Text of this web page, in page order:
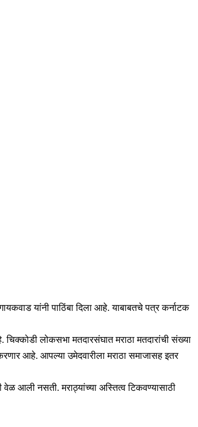
यांनी पाठिंबा दिला आहे. याबाबतचे पत्र कर्नाटक
लोकसभा मतदारसंघात मराठा मतदारांची संख्या
आहे. आपल्या उमेदवारीला मराठा समाजासह इतर
आली नसती. मराठ्यांच्या अस्तित्व टिकवण्यासाठी